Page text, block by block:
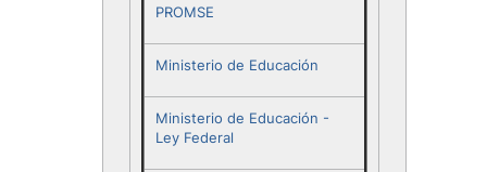
PROMSE
Ministerio de Educación
Ministerio de Educación -
Ley Federal